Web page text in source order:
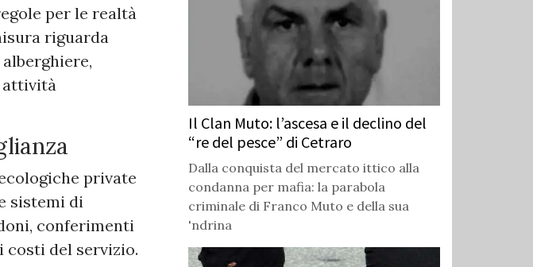
per le realtà
riguarda
attività
private
sistemi di
conferimenti
costi del servizio.
Il Clan Muto: l’ascesa e il declino del
“re del pesce” di Cetraro
Dalla conquista del mercato ittico alla
condanna per mafia: la parabola
criminale di Franco Muto e della sua
'ndrina